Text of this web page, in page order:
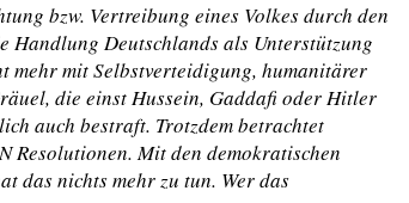
bzw. Vertreibung eines Volkes durch den
Handlung Deutschlands als Unterstützung
mehr mit Selbstverteidigung, humanitärer
die einst Hussein, Gaddafi oder Hitler
auch bestraft. Trotzdem betrachtet
Resolutionen. Mit den demokratischen
das nichts mehr zu tun. Wer das